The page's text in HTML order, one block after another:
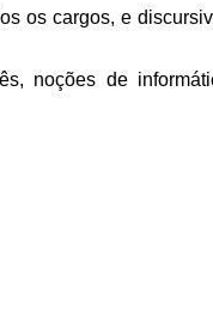
os cargos, e
noções de